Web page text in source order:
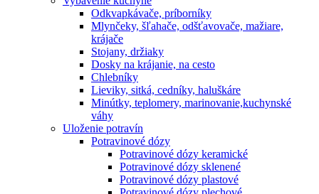
Odkvapkávače, príborníky
Mlynčeky, šľahače, odšťavovače, mažiare,
krájače
Stojany, držiaky
Dosky na krájanie, na cesto
Chlebníky
Lieviky, sitká, cedníky, haluškáre
Minútky, teplomery, marinovanie,kuchynské
váhy
Uloženie potravín
Potravinové dózy
Potravinové dózy keramické
Potravinové dózy sklenené
Potravinové dózy plastové